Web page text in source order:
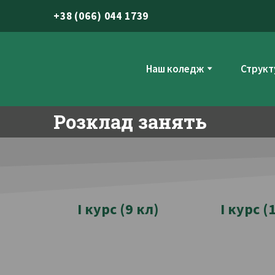
+38 (066) 044 1739
Наш коледж
Розклад занять
І курс (9 кл) І курс